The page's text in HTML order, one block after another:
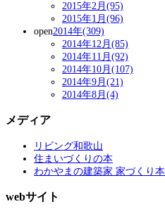
2015年2月(95)
2015年1月(96)
open2014年(309)
2014年12月(85)
2014年11月(92)
2014年10月(107)
2014年9月(21)
2014年8月(4)
メディア
リビング和歌山
住まいづくりの本
わかやまの建築家 家づくり本
webサイト